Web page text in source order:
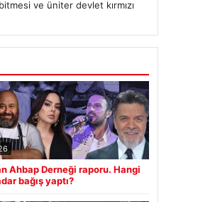
ve üniter devlet kırmızı
Ahbap Derneği raporu. Hangi
bağış yaptı?